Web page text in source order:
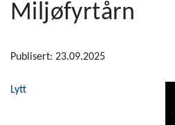
Miljøfyrtårn
Publisert: 23.09.2025
Lytt